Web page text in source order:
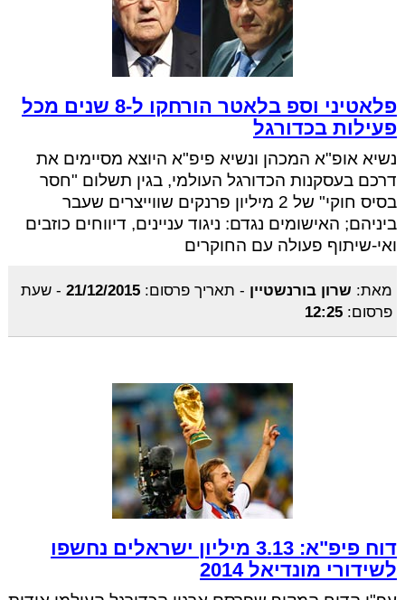
פלאטיני וספ בלאטר הורחקו ל-8 שנים מכל
פעילות בכדורגל
נשיא אופ"א המכהן ונשיא פיפ"א היוצא מסיימים את
דרכם בעסקנות הכדורגל העולמי, בגין תשלום "חסר
בסיס חוקי" של 2 מיליון פרנקים שווייצרים שעבר
ביניהם; האישומים נגדם: ניגוד עניינים, דיווחים כוזבים
ואי-שיתוף פעולה עם החוקרים
מאת: שרון בורנשטיין - תאריך פרסום: 21/12/2015
- שעת
פרסום: 12:25
דוח פיפ"א: 3.13 מיליון ישראלים נחשפו
לשידורי מונדיאל 2014